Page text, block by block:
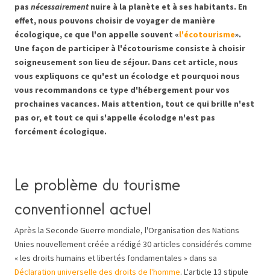
pas nécessairementnuire à la planète et à ses habitants. En
effet, nous pouvons choisir de voyager de manière
écologique, ce que l'on appelle souvent «l'écotourisme».
Une façon de participer à l'écotourisme consiste à choisir
soigneusement son lieu de séjour. Dans cet article, nous
vous expliquons ce qu'est un écolodge et pourquoi nous
vous recommandons ce type d'hébergement pour vos
prochaines vacances. Mais attention, tout ce qui brille n'est
pas or, et tout ce qui s'appelle écolodge n'est pas
forcément écologique.
Le problème du tourisme
conventionnel actuel
Après la Seconde Guerre mondiale, l'Organisation des Nations
Unies nouvellement créée a rédigé 30 articles considérés comme
« les droits humains et libertés fondamentales » dans sa
Déclaration universelle des droits de l'homme. L'article 13 stipule